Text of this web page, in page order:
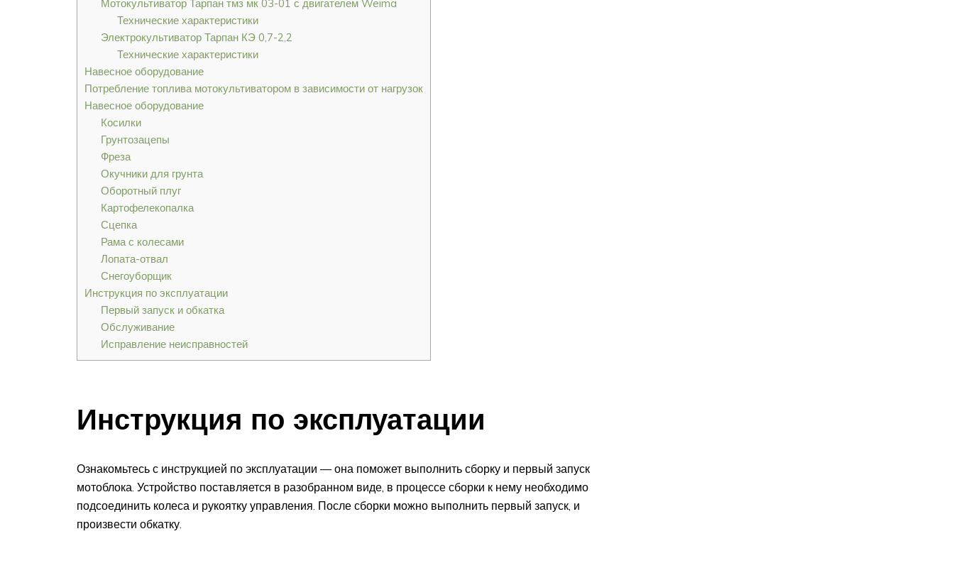
Мотокультиватор Тарпан тмз мк 03-01 с двигателем Weima
Технические характеристики
Электрокультиватор Тарпан КЭ 0,7-2,2
Технические характеристики
Навесное оборудование
Потребление топлива мотокультиватором в зависимости от нагрузок
Навесное оборудование
Косилки
Грунтозацепы
Фреза
Окучники для грунта
Оборотный плуг
Картофелекопалка
Сцепка
Рама с колесами
Лопата-отвал
Снегоуборщик
Инструкция по эксплуатации
Первый запуск и обкатка
Обслуживание
Исправление неисправностей
Инструкция по эксплуатации
Ознакомьтесь с инструкцией по эксплуатации — она поможет выполнить сборку и первый запуск
мотоблока. Устройство поставляется в разобранном виде, в процессе сборки к нему необходимо
подсоединить колеса и рукоятку управления. После сборки можно выполнить первый запуск, и
произвести обкатку.